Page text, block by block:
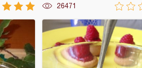
26471